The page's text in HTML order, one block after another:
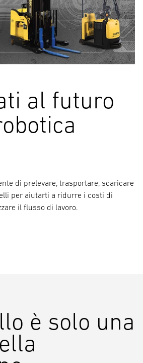
al futuro
di prelevare, trasportare, scaricare
per aiutarti a ridurre i costi di
il flusso di lavoro.
è solo una